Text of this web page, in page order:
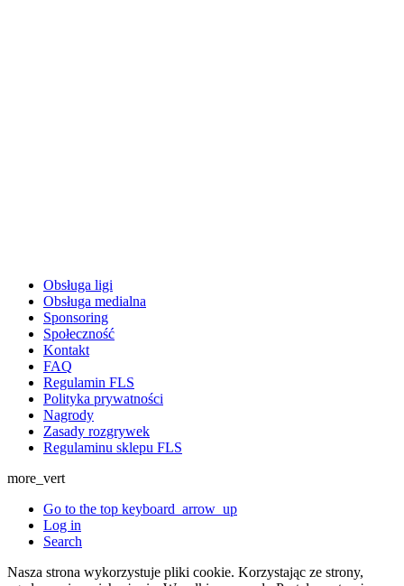
Obsługa ligi
Obsługa medialna
Sponsoring
Społeczność
Kontakt
FAQ
Regulamin FLS
Polityka prywatności
Nagrody
Zasady rozgrywek
Regulaminu sklepu FLS
more_vert
Go to the top keyboard_arrow_up
Log in
Search
Nasza strona wykorzystuje pliki cookie. Korzystając ze strony,